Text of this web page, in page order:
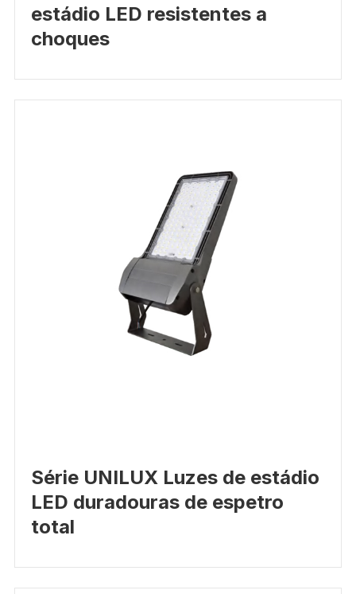
estádio LED resistentes a
choques
Série UNILUX Luzes de estádio
LED duradouras de espetro
total